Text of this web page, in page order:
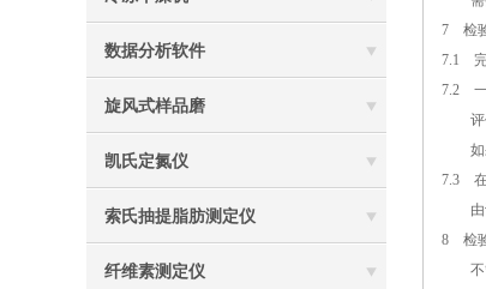
数据分析软件
旋风式样品磨
凯氏定氮仪
索氏抽提脂肪测定仪
纤维素测定仪
7 检
7.1 完
7.2 一
评价
如果
7.3 在
由评
8 检
不管